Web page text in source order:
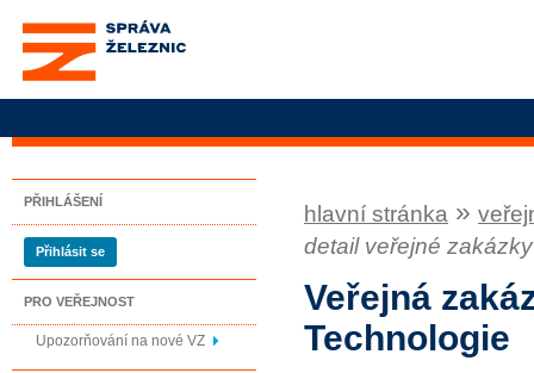
Správa železnic, státní
organizace
PŘIHLÁŠENÍ
Přihlásit se
PRO VEŘEJNOST
Upozorňování na nové VZ
hlavní stránka »
detail veřejné zakázky
Veřejná
Technologie